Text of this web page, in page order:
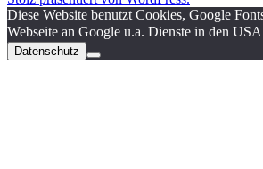
Diese Website benutzt Cookies, Google
Webseite an Google u.a. Dienste in den
Datenschutz